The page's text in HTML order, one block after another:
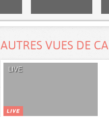
AUTRES VUES DE
LIVE